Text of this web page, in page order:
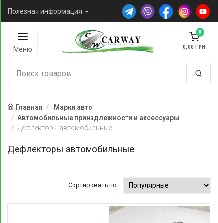
Полезная информация
Меню
0
0,00
Главная
Марки авто
Автомобильные принадлежности и аксессуары
Дефлекторы автомобильные
Дефлекторы автомобильные
Сортировать по: